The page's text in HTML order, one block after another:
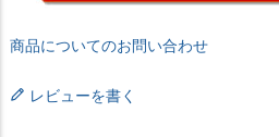
商品についてのお問い合わせ
レビューを書く